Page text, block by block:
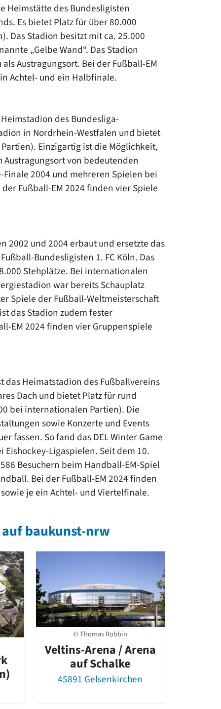
Heimstätte des Bundesligisten
Es bietet Platz für über 80.000
Das Stadion besitzt mit ca. 25.000
„Gelbe Wand“. Das Stadion
Austragungsort. Bei der Fußball-EM
Achtel- und ein Halbfinale.
des Bundesliga-
in Nordrhein-Westfalen und bietet
Einzigartig ist die Möglichkeit,
Austragungsort von bedeutenden
2004 und mehreren Spielen bei
Fußball-EM 2024 finden vier Spiele
2002 und 2004 erbaut und ersetzte das
Bundesligisten 1. FC Köln. Das
Stehplätze. Bei internationalen
war bereits Schauplatz
Spiele der Fußball-Weltmeisterschaft
das Stadion zudem fester
EM 2024 finden vier Gruppenspiele
das Heimatstadion des Fußballvereins
Dach und bietet Platz für rund
bei internationalen Partien). Die
sowie Konzerte und Events
fassen. So fand das DEL Winter Game
Eishockey-Ligaspielen. Seit dem 10.
Besuchern beim Handball-EM-Spiel
Bei der Fußball-EM 2024 finden
je ein Achtel- und Viertelfinale.
auf baukunst-nrw
© Thomas Robbin
Veltins-Arena / Arena
auf Schalke
45891 Gelsenkirchen